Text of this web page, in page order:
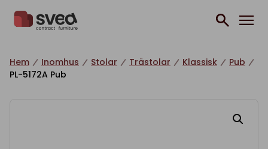
Hem Inomhus Stolar Trästolar Klassisk
Pub
PL-5172A Pub